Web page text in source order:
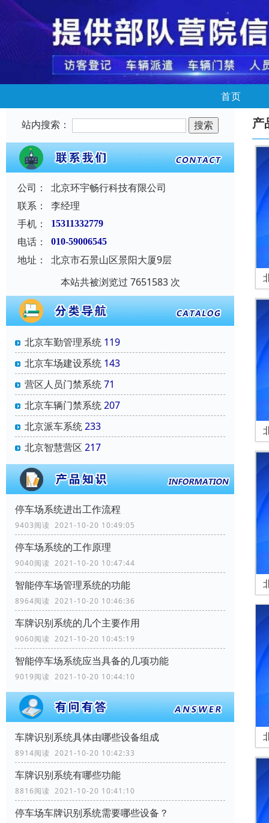
首页
站内搜索：
公司：
北京环宇畅行科技有限公司
联系：
李经理
手机：
15311332779
电话： 010-59006545
地址：
北京市石景山区景阳大厦9层
本站共被浏览过 7651583 次
北京车勤管理系统 119
北京车场建设系统 143
营区人员门禁系统71
北京车辆门禁系统207
北京派车系统233
北京智慧营区 217
停车场系统进出工作流程
9403阅读 2021-10-20 10:49:05
停车场系统的工作原理
9040阅读 2021-10-20 10:47:44
智能停车场管理系统的功能
8964阅读 2021-10-20 10:46:36
车牌识别系统的几个主要作用
9060阅读 2021-10-20 10:45:19
智能停车场系统应当具备的几项功能
9019阅读 2021-10-20 10:44:10
车牌识别系统具体由哪些设备组成
8914阅读 2021-10-20 10:42:33
车牌识别系统有哪些功能
8816阅读 2021-10-20 10:41:10
停车场车牌识别系统需要哪些设备？
产